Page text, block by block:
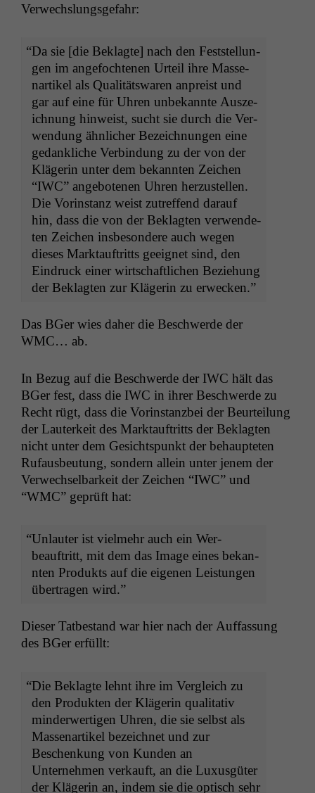
Verwechslungsgefahr:
“Da sie [die Beklagte] nach den Fest­stel­lun­
gen im ange­focht­e­nen Urteil ihre Masse­
nar­tikel als Qual­itätswaren anpreist und
gar auf eine für Uhren unbekan­nte Ausze­
ich­nung hin­weist, sucht sie durch die Ver­
wen­dung ähn­lich­er Beze­ich­nun­gen eine
gedankliche Verbindung zu der von der
Klägerin unter dem bekan­nten Zeichen
“IWC” ange­bote­nen Uhren herzustellen.
Die Vorin­stanz weist zutr­e­f­fend darauf
hin, dass die von der Beklagten ver­wen­de­
ten Zeichen ins­beson­dere auch wegen
dieses Mark­tauftritts geeignet sind, den
Ein­druck ein­er wirtschaftlichen Beziehung
der Beklagten zur Klägerin zu erwecken.”
Das BGer wies daher die Beschw­erde der
WMC… ab.
In Bezug auf die Beschw­erde der IWC hält das
BGer fest, dass die IWC in ihrer Beschw­erde zu
Recht rügt, dass die Vorin­stanzbei der Beurteilung
der Lauterkeit des Mark­tauftritts der Beklagten
nicht unter dem Gesicht­spunkt der behaupteten
Rufaus­beu­tung, son­dern allein unter jen­em der
Ver­wech­sel­barkeit der Zeichen “IWC” und
“WMC” geprüft hat:
“Unlauter ist vielmehr auch ein Wer­
beauftritt, mit dem das Image eines bekan­
nten Pro­duk­ts auf die eige­nen Leis­tun­gen
über­tra­gen wird.”
Dieser Tatbe­stand war hier nach der Auf­fas­sung
des BGer erfüllt:
“Die Beklagte lehnt ihre im Ver­gle­ich zu
den Pro­duk­ten der Klägerin qual­i­ta­tiv
min­der­w­er­ti­gen Uhren, die sie selb­st als
Masse­nar­tikel beze­ich­net und zur
Beschenkung von Kun­den an
Unternehmen verkauft, an die Luxu­s­güter
der Klägerin an, indem sie die optisch sehr